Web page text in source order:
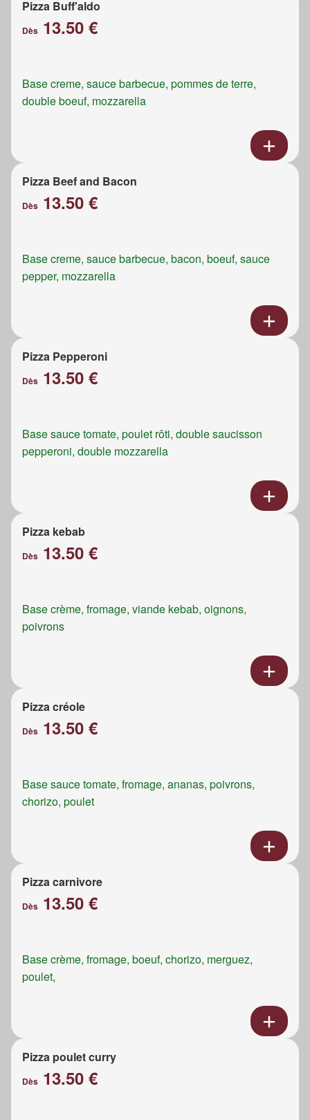
Pizza Buff'aldo
Dès 13.50 €
Base creme, sauce barbecue, pommes de terre,
double boeuf, mozzarella
Pizza Beef and Bacon
Dès 13.50 €
Base creme, sauce barbecue, bacon, boeuf, sauce
pepper, mozzarella
Pizza Pepperoni
Dès 13.50 €
Base sauce tomate, poulet rôti, double saucisson
pepperoni, double mozzarella
Pizza kebab
Dès 13.50 €
Base crème, fromage, viande kebab, oignons,
poivrons
Pizza créole
Dès 13.50 €
Base sauce tomate, fromage, ananas, poivrons,
chorizo, poulet
Pizza carnivore
Dès 13.50 €
Base crème, fromage, boeuf, chorizo, merguez,
poulet,
Pizza poulet curry
Dès 13.50 €